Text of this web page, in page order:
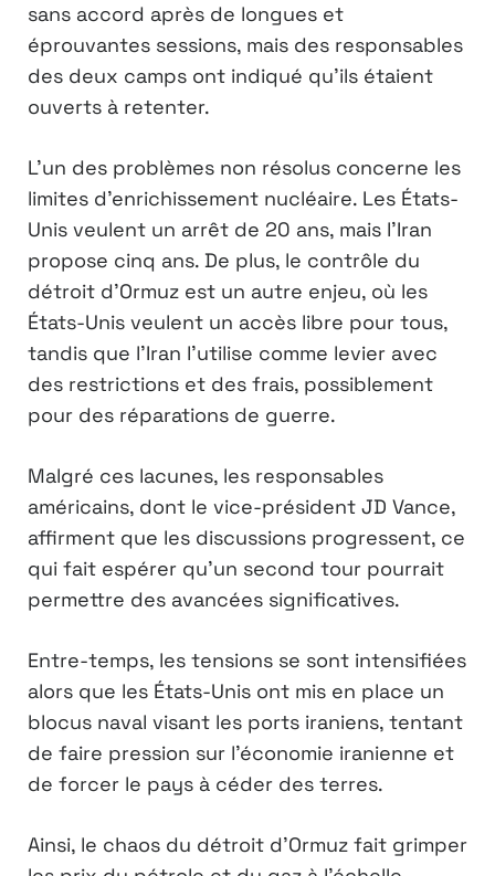
sans accord après de longues et
éprouvantes sessions, mais des responsables
des deux camps ont indiqué qu’ils étaient
ouverts à retenter.
L’un des problèmes non résolus concerne les
limites d’enrichissement nucléaire. Les États-
Unis veulent un arrêt de 20 ans, mais l’Iran
propose cinq ans. De plus, le contrôle du
détroit d’Ormuz est un autre enjeu, où les
États-Unis veulent un accès libre pour tous,
tandis que l’Iran l’utilise comme levier avec
des restrictions et des frais, possiblement
pour des réparations de guerre.
Malgré ces lacunes, les responsables
américains, dont le vice-président JD Vance,
affirment que les discussions progressent, ce
qui fait espérer qu’un second tour pourrait
permettre des avancées significatives.
Entre-temps, les tensions se sont intensifiées
alors que les États-Unis ont mis en place un
blocus naval visant les ports iraniens, tentant
de faire pression sur l’économie iranienne et
de forcer le pays à céder des terres.
Ainsi, le chaos du détroit d’Ormuz fait grimper